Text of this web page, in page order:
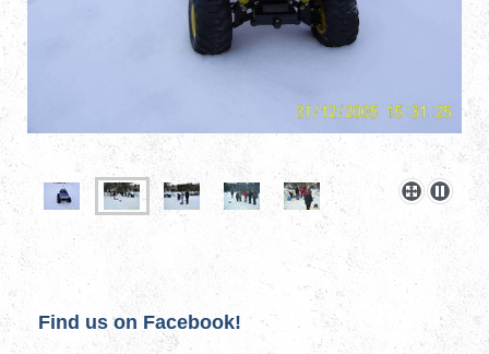
Find us on Facebook!